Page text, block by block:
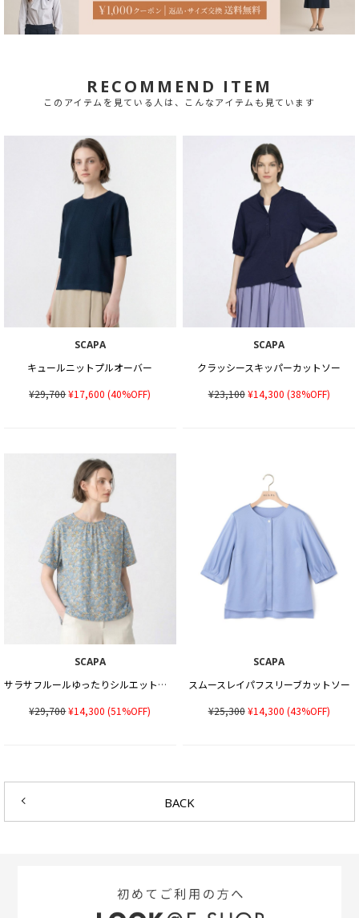
RECOMMEND ITEM
このアイテムを見ている人は、こんなアイテムも見ています
SCAPA
キュールニットプルオーバー
¥29,700¥17,600 (40%OFF)
SCAPA
クラッシースキッパーカットソー
¥23,100¥14,300 (38%OFF)
SCAPA
サラサフルールゆったりシルエットカットソー
¥29,700¥14,300 (51%OFF)
SCAPA
スムースレイパフスリーブカットソー
¥25,300¥14,300 (43%OFF)
BACK